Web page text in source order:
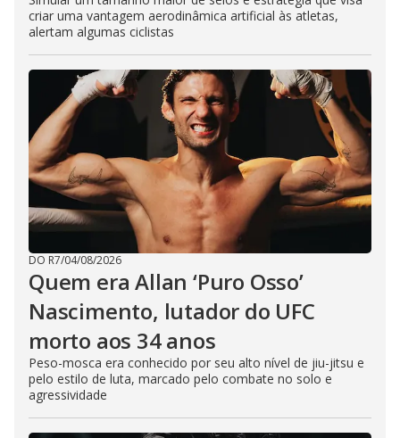
criar uma vantagem aerodinâmica artificial às atletas,
alertam algumas ciclistas
DO R7/04/08/2026
Quem era Allan ‘Puro Osso’
Nascimento, lutador do UFC
morto aos 34 anos
Peso-mosca era conhecido por seu alto nível de jiu-jitsu e
pelo estilo de luta, marcado pelo combate no solo e
agressividade